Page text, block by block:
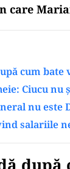
care
cum bate
Ciucu nu
nu este
salariile